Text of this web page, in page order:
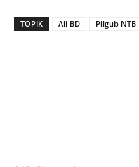
TOPIK Ali BD Pilgub NTB